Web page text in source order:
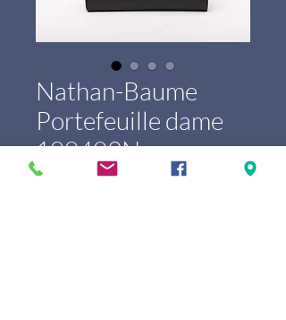
Nathan-Baume
Portefeuille dame
100409N
€ 195,00 Prijs